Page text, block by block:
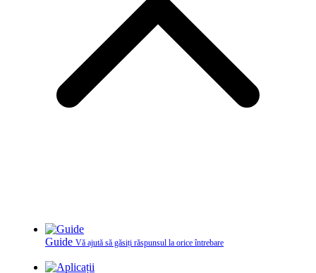
Guide Vă ajută să găsiți răspunsul la orice întrebare